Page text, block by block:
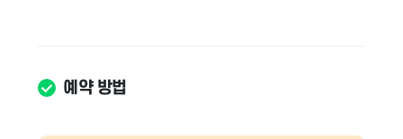
예약 방법